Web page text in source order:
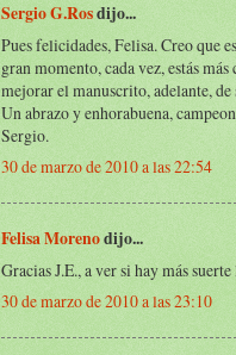
Sergio G.Rosdijo...
Pues felicidades, Felisa. Creo que
gran momento, cada vez, estás
mejorar el manuscrito, adelante, de
Un abrazo y enhorabuena,
Sergio.
30 de marzo de 2010 a las 22:54
Felisa Morenodijo...
Gracias J.E., a ver si hay más
30 de marzo de 2010 a las 23:10